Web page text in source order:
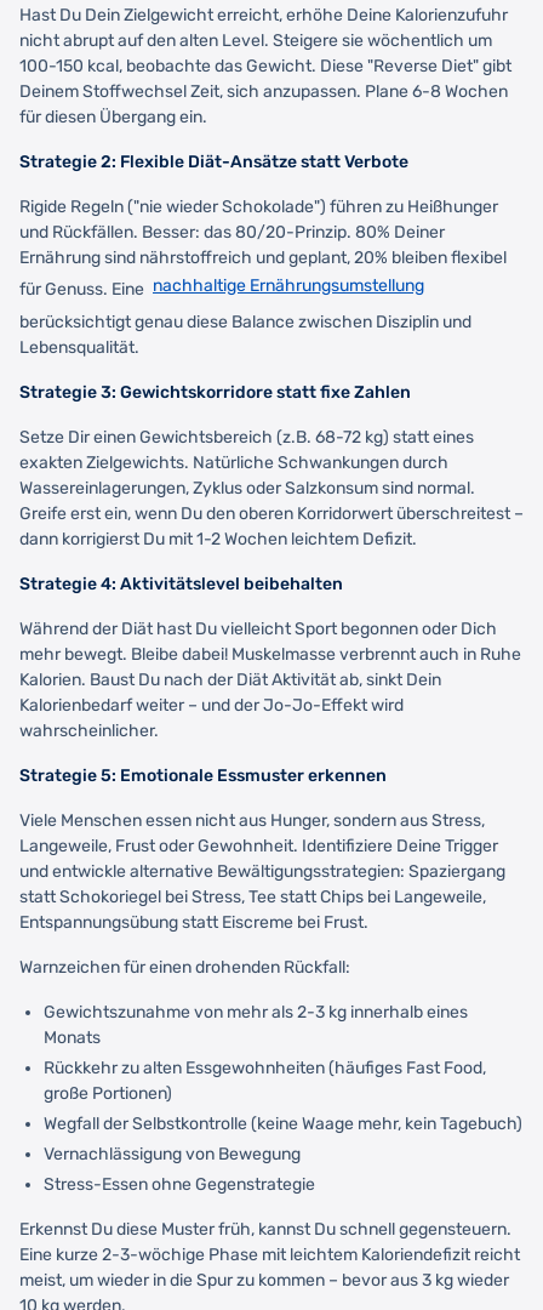
Hast Du Dein Zielgewicht erreicht, erhöhe Deine Kalorienzufuhr
nicht abrupt auf den alten Level. Steigere sie wöchentlich um
100-150 kcal, beobachte das Gewicht. Diese "Reverse Diet" gibt
Deinem Stoffwechsel Zeit, sich anzupassen. Plane 6-8 Wochen
für diesen Übergang ein.
Strategie 2: Flexible Diät-Ansätze statt Verbote
Rigide Regeln ("nie wieder Schokolade") führen zu Heißhunger
und Rückfällen. Besser: das 80/20-Prinzip. 80% Deiner
Ernährung sind nährstoffreich und geplant, 20% bleiben flexibel
für Genuss. Eine nachhaltige Ernährungsumstellung
berücksichtigt genau diese Balance zwischen Disziplin und
Lebensqualität.
Strategie 3: Gewichtskorridore statt fixe Zahlen
Setze Dir einen Gewichtsbereich (z.B. 68-72 kg) statt eines
exakten Zielgewichts. Natürliche Schwankungen durch
Wassereinlagerungen, Zyklus oder Salzkonsum sind normal.
Greife erst ein, wenn Du den oberen Korridorwert überschreitest –
dann korrigierst Du mit 1-2 Wochen leichtem Defizit.
Strategie 4: Aktivitätslevel beibehalten
Während der Diät hast Du vielleicht Sport begonnen oder Dich
mehr bewegt. Bleibe dabei! Muskelmasse verbrennt auch in Ruhe
Kalorien. Baust Du nach der Diät Aktivität ab, sinkt Dein
Kalorienbedarf weiter – und der Jo-Jo-Effekt wird
wahrscheinlicher.
Strategie 5: Emotionale Essmuster erkennen
Viele Menschen essen nicht aus Hunger, sondern aus Stress,
Langeweile, Frust oder Gewohnheit. Identifiziere Deine Trigger
und entwickle alternative Bewältigungsstrategien: Spaziergang
statt Schokoriegel bei Stress, Tee statt Chips bei Langeweile,
Entspannungsübung statt Eiscreme bei Frust.
Warnzeichen für einen drohenden Rückfall:
Gewichtszunahme von mehr als 2-3 kg innerhalb eines
Monats
Rückkehr zu alten Essgewohnheiten (häufiges Fast Food,
große Portionen)
Wegfall der Selbstkontrolle (keine Waage mehr, kein Tagebuch)
Vernachlässigung von Bewegung
Stress-Essen ohne Gegenstrategie
Erkennst Du diese Muster früh, kannst Du schnell gegensteuern.
Eine kurze 2-3-wöchige Phase mit leichtem Kaloriendefizit reicht
meist, um wieder in die Spur zu kommen – bevor aus 3 kg wieder
10 kg werden.